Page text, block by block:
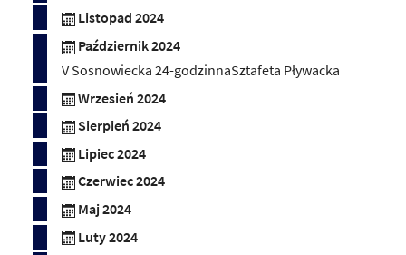
Listopad 2024
Październik 2024
V Sosnowiecka 24-godzinnaSztafeta Pływacka
Wrzesień 2024
Sierpień 2024
Lipiec 2024
Czerwiec 2024
Maj 2024
Luty 2024